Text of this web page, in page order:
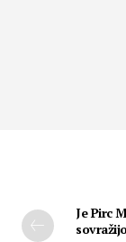
Je Pirc